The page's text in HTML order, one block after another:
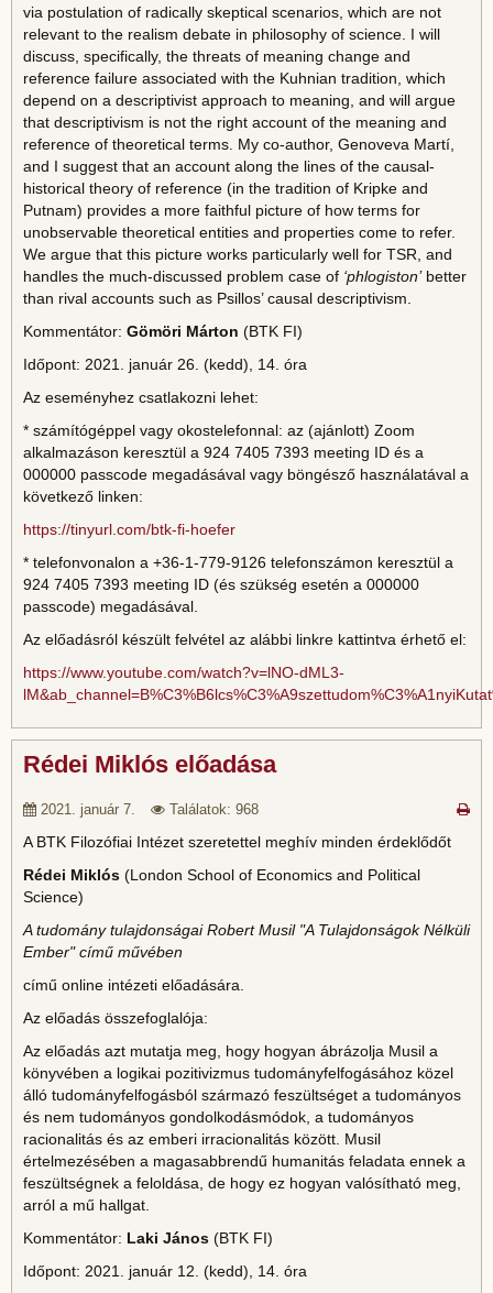
via postulation of radically skeptical scenarios, which are not
relevant to the realism debate in philosophy of science. I will
discuss, specifically, the threats of meaning change and
reference failure associated with the Kuhnian tradition, which
depend on a descriptivist approach to meaning, and will argue
that descriptivism is not the right account of the meaning and
reference of theoretical terms. My co-author, Genoveva Martí,
and I suggest that an account along the lines of the causal-
historical theory of reference (in the tradition of Kripke and
Putnam) provides a more faithful picture of how terms for
unobservable theoretical entities and properties come to refer.
We argue that this picture works particularly well for TSR, and
handles the much-discussed problem case of ‘phlogiston’better
than rival accounts such as Psillos’ causal descriptivism.
Kommentátor: Gömöri Márton (BTK FI)
Időpont: 2021. január 26. (kedd), 14. óra
Az eseményhez csatlakozni lehet:
* számítógéppel vagy okostelefonnal: az (ajánlott) Zoom
alkalmazáson keresztül a 924 7405 7393 meeting ID és a
000000 passcode megadásával vagy böngésző használatával a
következő linken:
https://tinyurl.com/btk-fi-hoefer
* telefonvonalon a +36-1-779-9126 telefonszámon keresztül a
924 7405 7393 meeting ID (és szükség esetén a 000000
passcode) megadásával.
Az előadásról készült felvétel az alábbi linkre kattintva érhető el:
https://www.youtube.com/watch?v=lNO-dML3-
Rédei Miklós előadása
2021. január 7. Találatok: 968
A BTK Filozófiai Intézet szeretettel meghív minden érdeklődőt
Rédei Miklós (London School of Economics and Political
Science)
A tudomány tulajdonságai Robert Musil "A Tulajdonságok Nélküli
Ember" című művében
című online intézeti előadására.
Az előadás összefoglalója:
Az előadás azt mutatja meg, hogy hogyan ábrázolja Musil a
könyvében a logikai pozitivizmus tudományfelfogásához közel
álló tudományfelfogásból származó feszültséget a tudományos
és nem tudományos gondolkodásmódok, a tudományos
racionalitás és az emberi irracionalitás között. Musil
értelmezésében a magasabbrendű humanitás feladata ennek a
feszültségnek a feloldása, de hogy ez hogyan valósítható meg,
arról a mű hallgat.
Kommentátor: Laki János (BTK FI)
Időpont: 2021. január 12. (kedd), 14. óra